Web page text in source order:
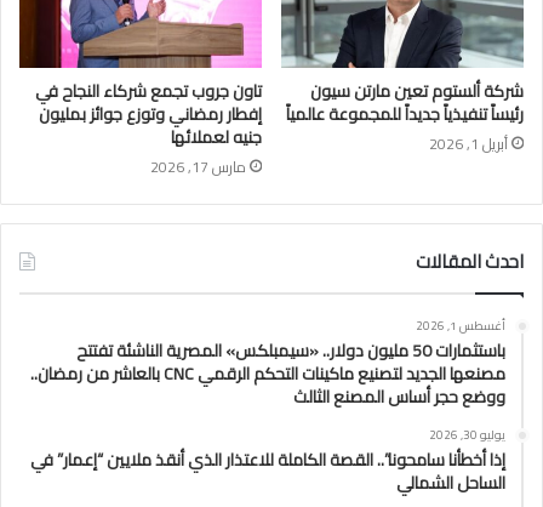
شركة ألستوم تعين مارتن سيون
رئيساً تنفيذياً جديداً للمجموعة عالمياً
أبريل 1, 2026
تاون جروب تجمع شركاء النجاح في
إفطار رمضاني وتوزع جوائز بمليون
جنيه لعملائها
مارس 17, 2026
احدث المقالات
أغسطس 1, 2026
باستثمارات 50 مليون دولار.. «سيمبلكس» المصرية الناشئة تفتتح
مصنعها الجديد لتصنيع ماكينات التحكم الرقمي CNC بالعاشر من رمضان..
ووضع حجر أساس المصنع الثالث
يوليو 30, 2026
إذا أخطأنا سامحونا”.. القصة الكاملة للاعتذار الذي أنقذ ملايين “إعمار” في
الساحل الشمالي